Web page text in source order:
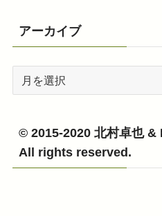
アーカイブ
© 2015-2020 北村卓也 &
All rights reserved.